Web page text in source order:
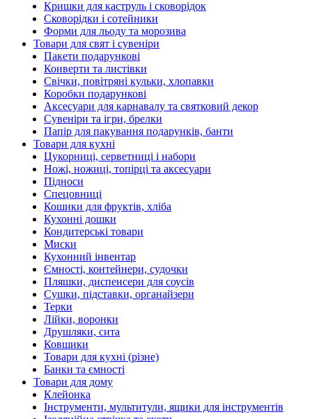
Кришки для каструль і сковорідок
Сковорідки і сотейники
Форми для льоду та морозива
Товари для свят і сувеніри
Пакети подарункові
Конверти та листівки
Свічки, повітряні кульки, хлопавки
Коробки подарункові
Аксесуари для карнавалу та святковий декор
Сувеніри та ігри, брелки
Папір для пакування подарунків, банти
Товари для кухні
Цукорниці, серветниці і набори
Ножі, ножиці, топірці та аксесуари
Підноси
Спецовниці
Кошики для фруктів, хліба
Кухонні дошки
Кондитерські товари
Миски
Кухонний інвентар
Ємності, контейнери, судочки
Пляшки, диспенсери для соусів
Сушки, підставки, органайзери
Терки
Лійки, воронки
Друшляки, сита
Ковшики
Товари для кухні (різне)
Банки та ємності
Товари для дому
Клейонка
Інструменти, мультитули, ящики для інструментів